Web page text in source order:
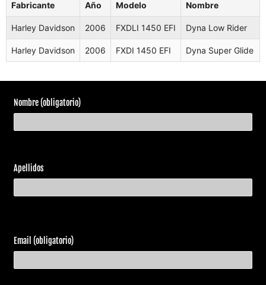
Fabricante Año Modelo Nombre
Harley Davidson 2006 FXDLI 1450 EFI Dyna Low Rider
Harley Davidson 2006 FXDI 1450 EFI Dyna Super Glide
Nombre (obligatorio)
Apellidos
Email (obligatorio)